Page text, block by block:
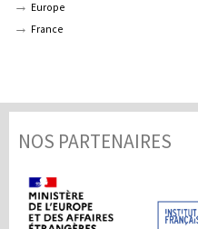
Europe
France
NOS PARTENAIRES